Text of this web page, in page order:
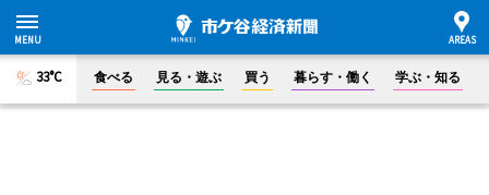
33°C 食べる 見る・遊ぶ 買う 暮らす・働く 学ぶ・知る